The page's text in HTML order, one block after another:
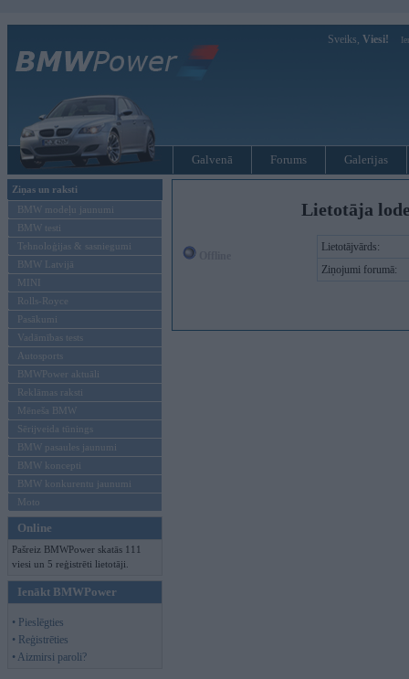
Sveiks, Viesi!
Galvenā Forums Galerijas
Ziņas un raksti
BMW modeļu jaunumi
BMW testi
Tehnoloģijas & sasniegumi
BMW Latvijā
MINI
Rolls-Royce
Pasākumi
Vadāmības tests
Autosports
BMWPower aktuāli
Reklāmas raksti
Mēneša BMW
Sērijveida tūnings
BMW pasaules jaunumi
BMW koncepti
BMW konkurentu jaunumi
Moto
Online
Pašreiz BMWPower skatās 111
viesi un 5 reģistrēti lietotāji.
Ienākt BMWPower
• Pieslēgties
• Reģistrēties
• Aizmirsi paroli?
Lietotāja
Lietotājvārds:
Ziņojumi forumā: